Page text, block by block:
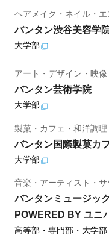
ヘアメイク・ネイル・
バンタン渋谷美容学
大学部
アート・デザイン・映
バンタン芸術学院
大学部
製菓・カフェ・和洋調理
バンタン国際製菓カ
大学部
音楽・アーティスト・
バンタンミュージッ
POWERED BY ユニ
高等部・専門部・大学